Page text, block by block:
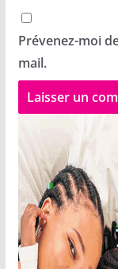
Prévenez-moi
mail.